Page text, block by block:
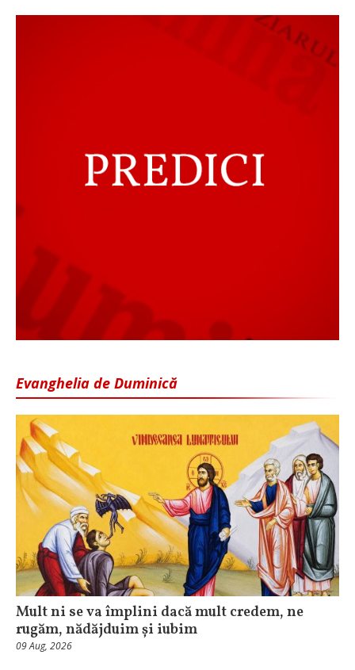
Evanghelia de Duminică
Mult ni se va împlini dacă mult credem, ne
rugăm, nădăjduim și iubim
09 Aug, 2026